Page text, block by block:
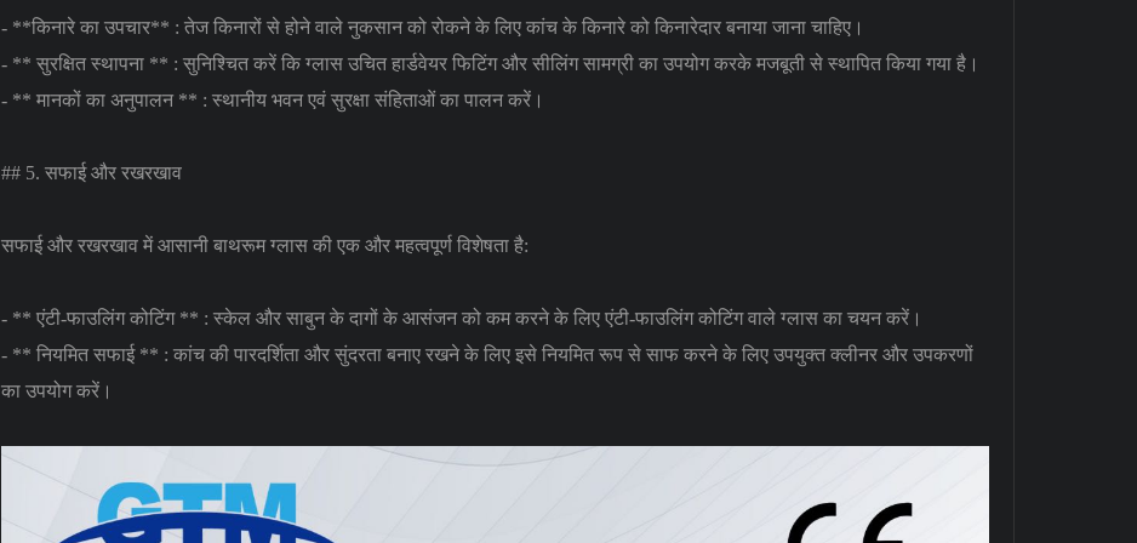
- **किनारे का उपचार** : तेज किनारों से होने वाले नुकसान को रोकने के लिए कांच के किनारे को किनारेदार बनाया जाना चाहिए।
- ** सुरक्षित स्थापना ** : सुनिश्चित करें कि ग्लास उचित हार्डवेयर फिटिंग और सीलिंग सामग्री का उपयोग करके मजबूती से स्थापित किया गया है।
- ** मानकों का अनुपालन ** : स्थानीय भवन एवं सुरक्षा संहिताओं का पालन करें।
## 5. सफाई और रखरखाव
सफाई और रखरखाव में आसानी बाथरूम ग्लास की एक और महत्वपूर्ण विशेषता है:
- ** एंटी-फाउलिंग कोटिंग ** : स्केल और साबुन के दागों के आसंजन को कम करने के लिए एंटी-फाउलिंग कोटिंग वाले ग्लास का चयन करें।
- ** नियमित सफाई ** : कांच की पारदर्शिता और सुंदरता बनाए रखने के लिए इसे नियमित रूप से साफ करने के लिए उपयुक्त क्लीनर और उपकरणों
का उपयोग करें।